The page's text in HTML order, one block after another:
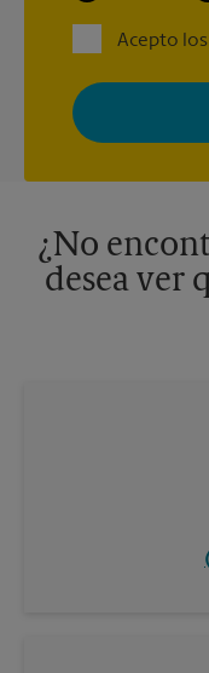
Acepto los
Al registrarse,
Store con noticias,
adaptados a sus
momento. Para
¿No
desea ver